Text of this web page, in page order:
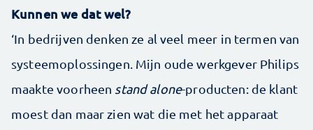
Kunnen we dat wel?
‘In bedrijven denken ze al veel meer in termen van
systeemoplossingen. Mijn oude werkgever Philips
maakte voorheen stand alone-producten: de klant
moest dan maar zien wat die met het apparaat